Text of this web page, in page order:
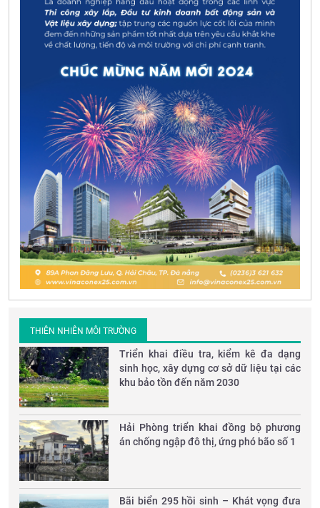
THIÊN NHIÊN MÔI TRƯỜNG
Triển khai điều tra, kiểm kê đa dạng
sinh học, xây dựng cơ sở dữ liệu tại các
khu bảo tồn đến năm 2030
Hải Phòng triển khai đồng bộ phương
án chống ngập đô thị, ứng phó bão số 1
Bãi biển 295 hồi sinh – Khát vọng đưa